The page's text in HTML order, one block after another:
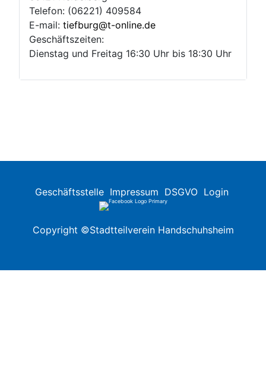
Telefon: (06221) 409584
E-mail: tiefburg@t-online.de
Geschäftszeiten:
Dienstag und Freitag 16:30 Uhr bis 18:30 Uhr
Geschäftsstelle Impressum DSGVO Login
Copyright ©Stadtteilverein Handschuhsheim